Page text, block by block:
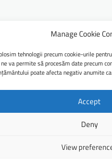
Manage Cookie
tehnologii precum cookie-urile
va permite să procesăm date precum
poate afecta negativ anumite
Accept
Deny
View